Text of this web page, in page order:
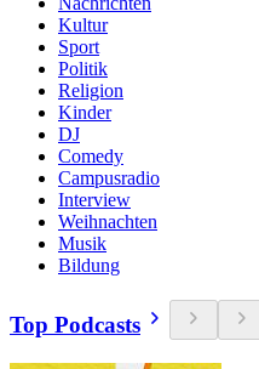
Kultur
Sport
Politik
Religion
Kinder
DJ
Comedy
Campusradio
Interview
Weihnachten
Musik
Bildung
Top Podcasts